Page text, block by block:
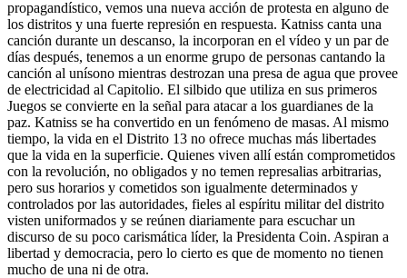
propagandístico, vemos una nueva acción de protesta en alguno de
los distritos y una fuerte represión en respuesta. Katniss canta una
canción durante un descanso, la incorporan en el vídeo y un par de
días después, tenemos a un enorme grupo de personas cantando la
canción al unísono mientras destrozan una presa de agua que provee
de electricidad al Capitolio. El silbido que utiliza en sus primeros
Juegos se convierte en la señal para atacar a los guardianes de la
paz. Katniss se ha convertido en un fenómeno de masas. Al mismo
tiempo, la vida en el Distrito 13 no ofrece muchas más libertades
que la vida en la superficie. Quienes viven allí están comprometidos
con la revolución, no obligados y no temen represalias arbitrarias,
pero sus horarios y cometidos son igualmente determinados y
controlados por las autoridades, fieles al espíritu militar del distrito
visten uniformados y se reúnen diariamente para escuchar un
discurso de su poco carismática líder, la Presidenta Coin. Aspiran a
libertad y democracia, pero lo cierto es que de momento no tienen
mucho de una ni de otra.